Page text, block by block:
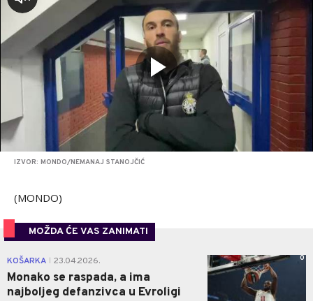
IZVOR: MONDO/NEMANAJ STANOJČIĆ
(MONDO)
MOŽDA ĆE VAS ZANIMATI
KOŠARKA 23.04.2026.
Monako se raspada, a ima
najboljeg defanzivca u Evroligi
0